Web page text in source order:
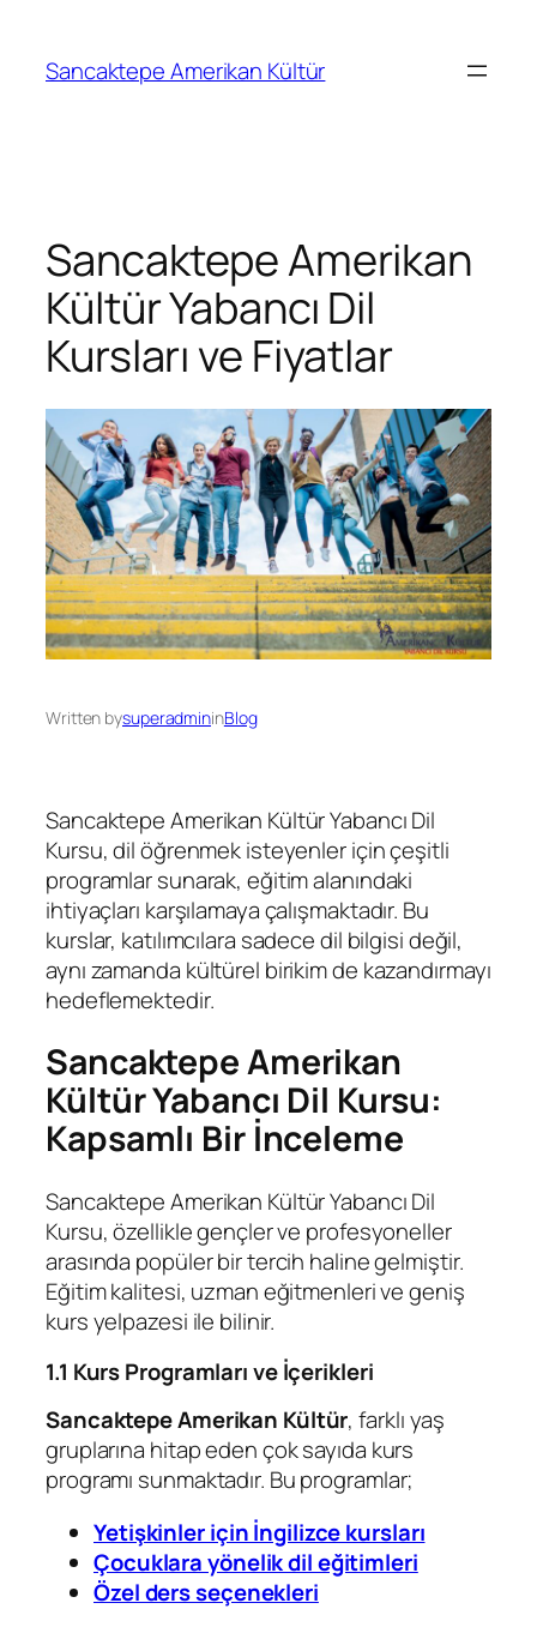
Sancaktepe Amerikan Kültür
Sancaktepe Amerikan
Kültür Yabancı Dil
Kursları ve Fiyatlar
Written bysuperadmininBlog
Sancaktepe Amerikan Kültür Yabancı Dil
Kursu, dil öğrenmek isteyenler için çeşitli
programlar sunarak, eğitim alanındaki
ihtiyaçları karşılamaya çalışmaktadır. Bu
kurslar, katılımcılara sadece dil bilgisi değil,
aynı zamanda kültürel birikim de kazandırmayı
hedeflemektedir.
Sancaktepe Amerikan
Kültür Yabancı Dil Kursu:
Kapsamlı Bir İnceleme
Sancaktepe Amerikan Kültür Yabancı Dil
Kursu, özellikle gençler ve profesyoneller
arasında popüler bir tercih haline gelmiştir.
Eğitim kalitesi, uzman eğitmenleri ve geniş
kurs yelpazesi ile bilinir.
1.1 Kurs Programları ve İçerikleri
Sancaktepe Amerikan Kültür, farklı yaş
gruplarına hitap eden çok sayıda kurs
programı sunmaktadır. Bu programlar;
Yetişkinler için İngilizce kursları
Çocuklara yönelik dil eğitimleri
Özel ders seçenekleri